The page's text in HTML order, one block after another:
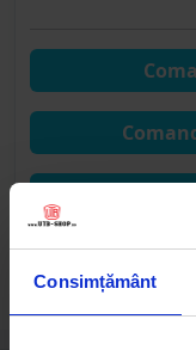
Consimțământ